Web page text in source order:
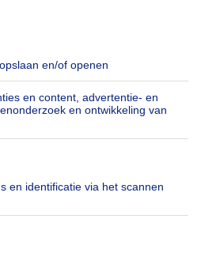
Belfius
Verzekeringen
Verhuis checklist
Volg ons